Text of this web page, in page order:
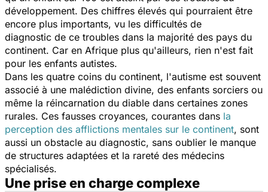
développement. Des chiffres élevés qui pourraient être
encore plus importants, vu les difficultés de
diagnostic de ce troubles dans la majorité des pays du
continent. Car en Afrique plus qu'ailleurs, rien n'est fait
pour les enfants autistes.
Dans les quatre coins du continent, l'autisme est souvent
associé à une malédiction divine, des enfants sorciers ou
même la réincarnation du diable dans certaines zones
rurales. Ces fausses croyances, courantes dans la
perception des afflictions mentales sur le continent, sont
aussi un obstacle au diagnostic, sans oublier le manque
de structures adaptées et la rareté des médecins
spécialisés.
Une prise en charge complexe